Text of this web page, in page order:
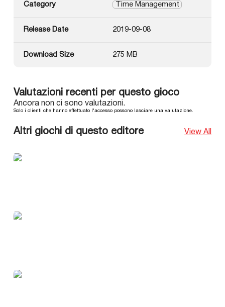
Category Time Management
Release Date 2019-09-08
Download Size 275 MB
Valutazioni recenti per questo gioco
Ancora non ci sono valutazioni.
Solo i clienti che hanno effettuato l'accesso possono lasciare una valutazione.
Altri giochi di questo editore View All